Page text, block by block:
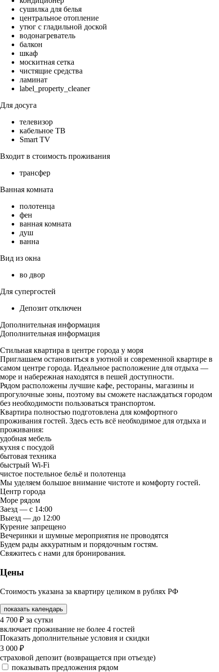
сушилка для белья
центральное отопление
утюг с гладильной доской
водонагреватель
балкон
шкаф
москитная сетка
чистящие средства
ламинат
label_property_cleaner
Для досуга
телевизор
кабельное ТВ
Smart TV
Входит в стоимость проживания
трансфер
Ванная комната
полотенца
фен
ванная комната
душ
ванна
Вид из окна
во двор
Для супергостей
Депозит отключен
Дополнительная информация
Дополнительная информация
Стильная квартира в центре города у моря
Приглашаем остановиться в уютной и современной квартире в
самом центре города. Идеальное расположение для отдыха —
море и набережная находятся в пешей доступности.
Рядом расположены лучшие кафе, рестораны, магазины и
прогулочные зоны, поэтому вы сможете наслаждаться городом
без необходимости пользоваться транспортом.
Квартира полностью подготовлена для комфортного
проживания гостей. Здесь есть всё необходимое для отдыха и
проживания:
удобная мебель
кухня с посудой
бытовая техника
быстрый Wi-Fi
чистое постельное бельё и полотенца
Мы уделяем большое внимание чистоте и комфорту гостей.
Центр города
Море рядом
Заезд — с 14:00
Выезд — до 12:00
Курение запрещено
Вечеринки и шумные мероприятия не проводятся
Будем рады аккуратным и порядочным гостям.
Свяжитесь с нами для бронирования.
Цены
Стоимость указана за квартиру целиком в рублях РФ
показать календарь
4 700 ₽ за сутки
включает проживание не более 4 гостей
Показать дополнительные условия и скидки
3 000 ₽
страховой депозит (возвращается при отъезде)
показывать предложения рядом